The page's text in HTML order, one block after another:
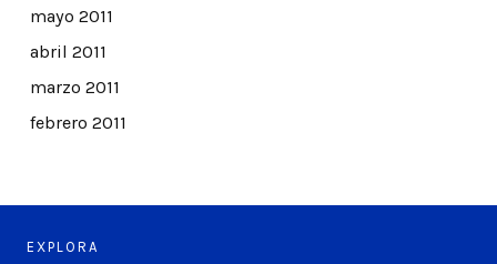
mayo 2011
abril 2011
marzo 2011
febrero 2011
EXPLORA